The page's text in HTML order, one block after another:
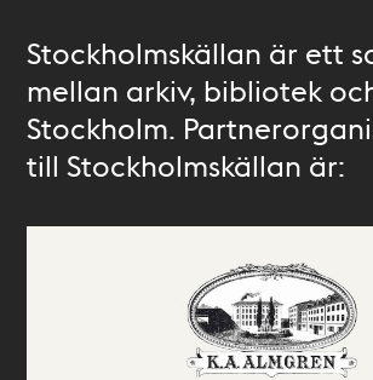
Stockholmskällan är ett
mellan arkiv, bibliotek
Stockholm.
till Stockholmskällan är: